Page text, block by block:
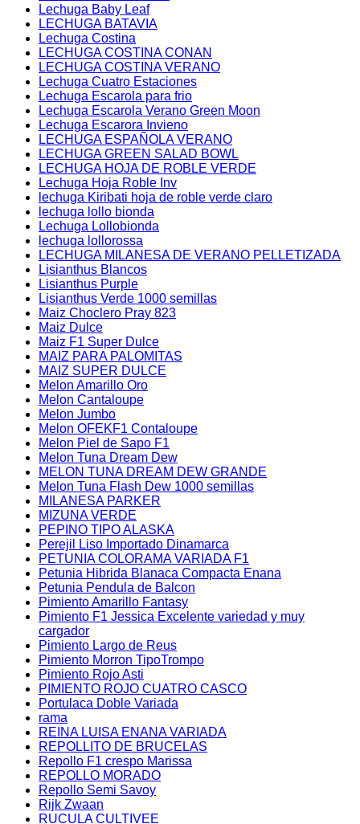
Lechuga Baby Leaf
LECHUGA BATAVIA
Lechuga Costina
LECHUGA COSTINA CONAN
LECHUGA COSTINA VERANO
Lechuga Cuatro Estaciones
Lechuga Escarola para frio
Lechuga Escarola Verano Green Moon
Lechuga Escarora Invieno
LECHUGA ESPAÑOLA VERANO
LECHUGA GREEN SALAD BOWL
LECHUGA HOJA DE ROBLE VERDE
Lechuga Hoja Roble Inv
lechuga Kiribati hoja de roble verde claro
lechuga lollo bionda
Lechuga Lollobionda
lechuga lollorossa
LECHUGA MILANESA DE VERANO PELLETIZADA
Lisianthus Blancos
Lisianthus Purple
Lisianthus Verde 1000 semillas
Maiz Choclero Pray 823
Maiz Dulce
Maiz F1 Super Dulce
MAIZ PARA PALOMITAS
MAIZ SUPER DULCE
Melon Amarillo Oro
Melon Cantaloupe
Melon Jumbo
Melon OFEKF1 Contaloupe
Melon Piel de Sapo F1
Melon Tuna Dream Dew
MELON TUNA DREAM DEW GRANDE
Melon Tuna Flash Dew 1000 semillas
MILANESA PARKER
MIZUNA VERDE
PEPINO TIPO ALASKA
Perejil Liso Importado Dinamarca
PETUNIA COLORAMA VARIADA F1
Petunia Hibrida Blanaca Compacta Enana
Petunia Pendula de Balcon
Pimiento Amarillo Fantasy
Pimiento F1 Jessica Excelente variedad y muy
cargador
Pimiento Largo de Reus
Pimiento Morron TipoTrompo
Pimiento Rojo Asti
PIMIENTO ROJO CUATRO CASCO
Portulaca Doble Variada
rama
REINA LUISA ENANA VARIADA
REPOLLITO DE BRUCELAS
Repollo F1 crespo Marissa
REPOLLO MORADO
Repollo Semi Savoy
Rijk Zwaan
RUCULA CULTIVEE